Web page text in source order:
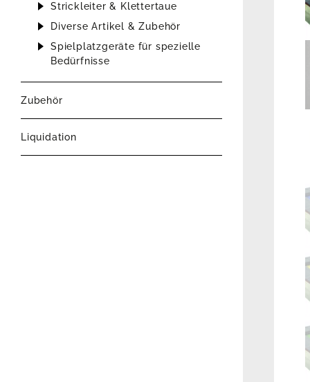
Strickleiter & Klettertaue
Diverse Artikel & Zubehör
Spielplatzgeräte für spezielle
Bedürfnisse
Zubehör
Liquidation